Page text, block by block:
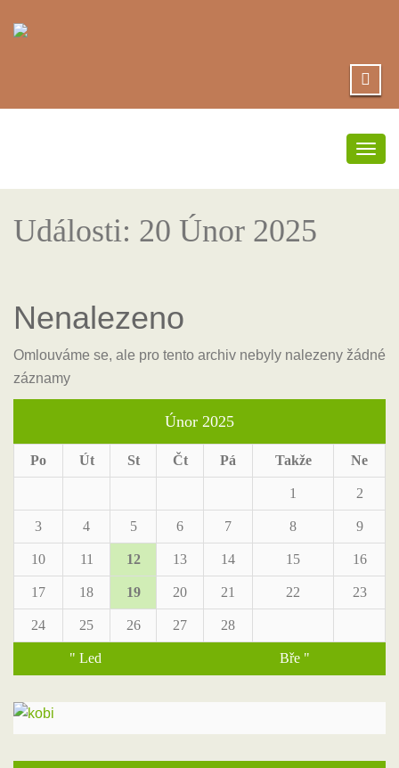
Události: 20 Únor 2025
Nenalezeno
Omlouváme se, ale pro tento archiv nebyly nalezeny žádné
záznamy
Únor 2025
Po Út St Čt Pá Takže Ne
1 2
3 4 5 6 7 8 9
10 11 12 13 14 15 16
17 18 19 20 21 22 23
24 25 26 27 28
" Led Bře "